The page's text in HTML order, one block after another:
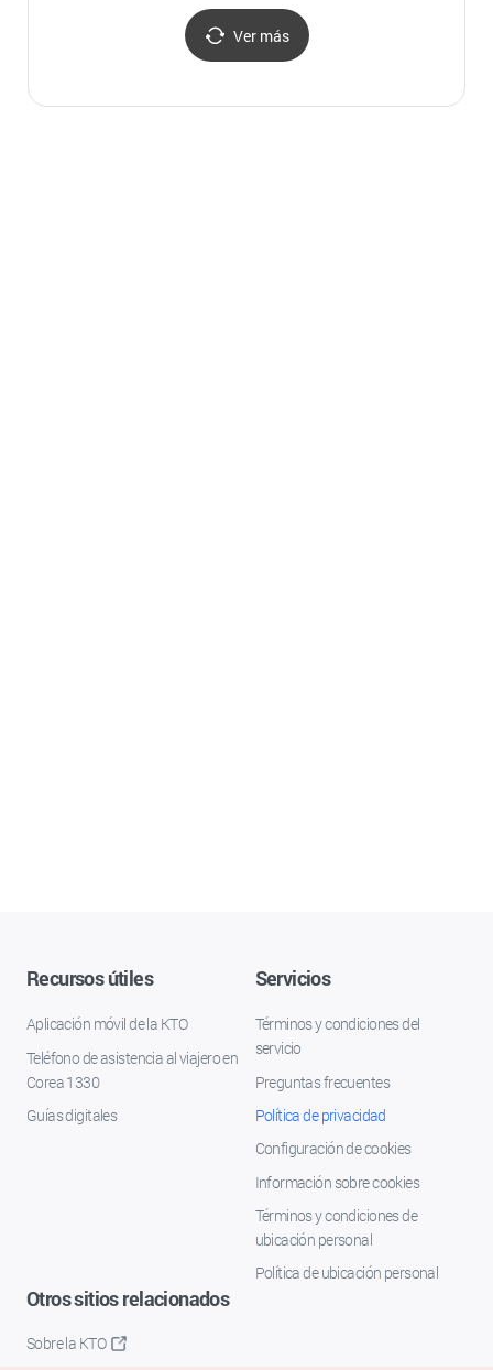
Ver más
Recursos útiles
Aplicación móvil de la KTO
Teléfono de asistencia al viajero en
Corea 1330
Guías digitales
Servicios
Términos y condiciones del
servicio
Preguntas frecuentes
Política de privacidad
Configuración de cookies
Información sobre cookies
Términos y condiciones de
ubicación personal
Política de ubicación personal
Otros sitios relacionados
Sobre la KTO